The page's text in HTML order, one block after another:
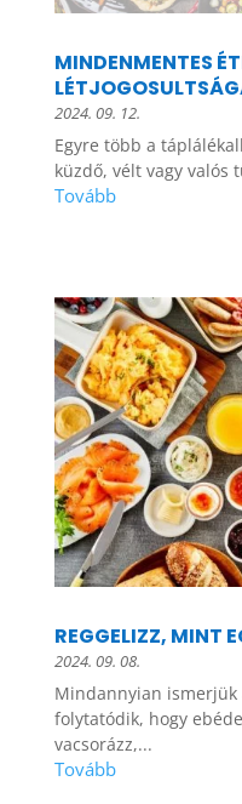
MINDENMENTES
2024. 09. 12.
Egyre több a
küzdő, vélt vagy valós
REGGELIZZ, MINT
2024. 09. 08.
Mindannyian ismerjük
folytatódik, hogy
vacsorázz,...